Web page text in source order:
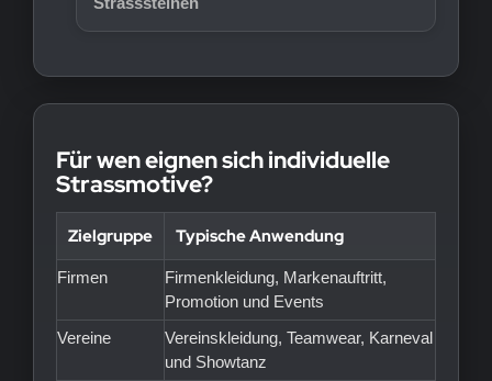
Für wen eignen sich individuelle
Strassmotive?
Zielgruppe Typische Anwendung
Firmen
Firmenkleidung, Markenauftritt,
Promotion und Events
Vereine
Vereinskleidung, Teamwear, Karneval
und Showtanz